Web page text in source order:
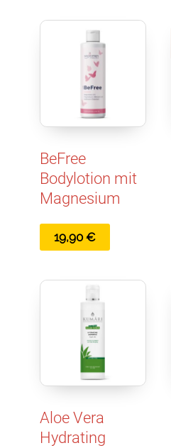
BeFree
Bodylotion mit
Magnesium
19,90€
Aloe Vera
Hydrating